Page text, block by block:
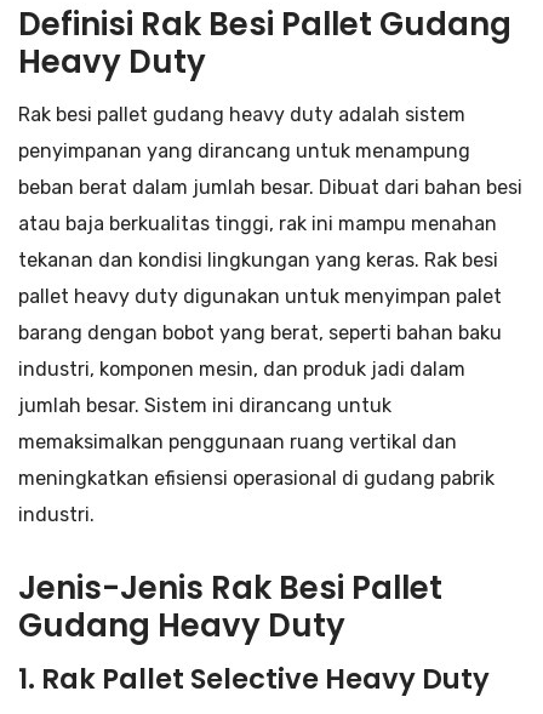
Definisi Rak Besi Pallet Gudang
Heavy Duty
Rak besi pallet gudang heavy duty adalah sistem
penyimpanan yang dirancang untuk menampung
beban berat dalam jumlah besar. Dibuat dari bahan besi
atau baja berkualitas tinggi, rak ini mampu menahan
tekanan dan kondisi lingkungan yang keras. Rak besi
pallet heavy duty digunakan untuk menyimpan palet
barang dengan bobot yang berat, seperti bahan baku
industri, komponen mesin, dan produk jadi dalam
jumlah besar. Sistem ini dirancang untuk
memaksimalkan penggunaan ruang vertikal dan
meningkatkan efisiensi operasional di gudang pabrik
industri.
Jenis-Jenis Rak Besi Pallet
Gudang Heavy Duty
1. Rak Pallet Selective Heavy Duty